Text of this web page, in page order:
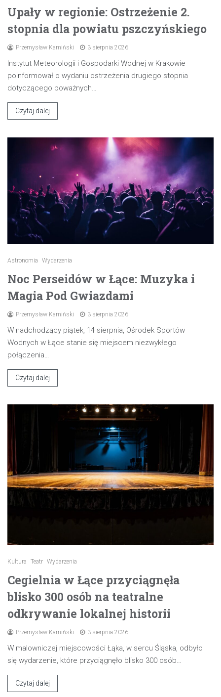
Upały w regionie: Ostrzeżenie 2.
stopnia dla powiatu pszczyńskiego
Przemysław Kamiński 3 sierpnia 2026
Instytut Meteorologii i Gospodarki Wodnej w Krakowie
poinformował o wydaniu ostrzeżenia drugiego stopnia
dotyczącego poważnych…
Czytaj dalej
Astronomia Wydarzenia
Noc Perseidów w Łące: Muzyka i
Magia Pod Gwiazdami
Przemysław Kamiński 3 sierpnia 2026
W nadchodzący piątek, 14 sierpnia, Ośrodek Sportów
Wodnych w Łące stanie się miejscem niezwykłego
połączenia…
Czytaj dalej
Kultura Teatr Wydarzenia
Cegielnia w Łące przyciągnęła
blisko 300 osób na teatralne
odkrywanie lokalnej historii
Przemysław Kamiński 3 sierpnia 2026
W malowniczej miejscowości Łąka, w sercu Śląska, odbyło
się wydarzenie, które przyciągnęło blisko 300 osób…
Czytaj dalej